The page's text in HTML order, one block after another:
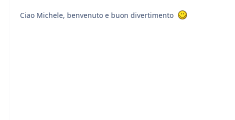
Ciao Michele, benvenuto e buon divertimento